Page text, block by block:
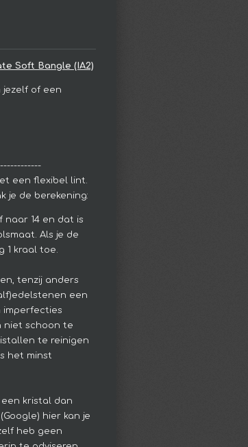
Soft Bangle (IA2)
jezelf of een
een flexibel lint.
je de berekening:
naar 14 en dat is
Als je de
1 kraal toe.
tenzij anders
een
imperfecties
niet schoon te
te reinigen
het minst
een kristal dan
hier kan je
heb geen